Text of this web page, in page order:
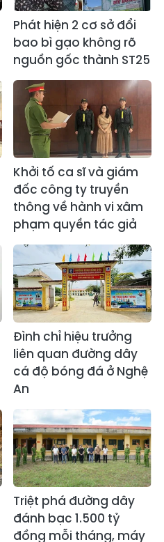
Phát hiện 2 cơ sở đổi
bao bì gạo không rõ
nguồn gốc thành ST25
Khởi tố ca sĩ và giám
đốc công ty truyền
thông về hành vi xâm
phạm quyền tác giả
Đình chỉ hiệu trưởng
liên quan đường dây
cá độ bóng đá ở Nghệ
An
Triệt phá đường dây
đánh bạc 1.500 tỷ
đồng mỗi tháng, máy